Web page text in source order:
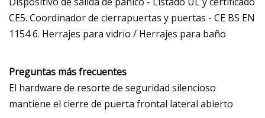
CE5. Coordinador de cierrapuertas y puertas - CE BS EN
1154 6. Herrajes para vidrio / Herrajes para baño
Preguntas más frecuentes
El hardware de resorte de seguridad silencioso
mantiene el cierre de puerta frontal lateral abierto